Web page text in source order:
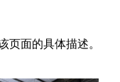
页面的具体描述。